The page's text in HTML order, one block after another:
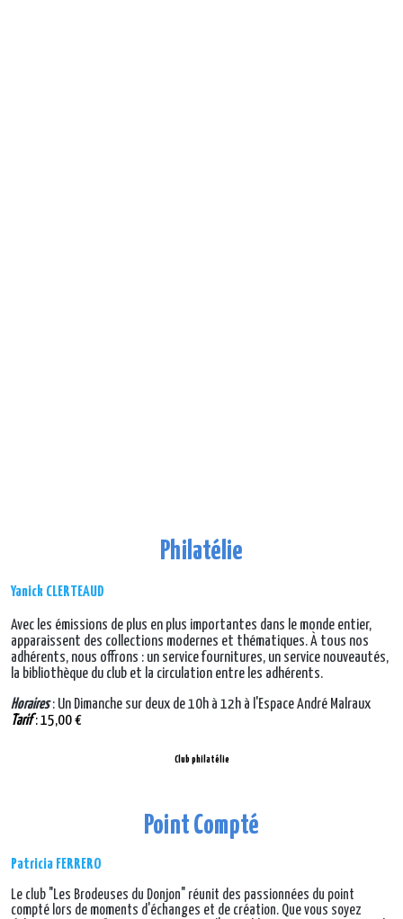
Philatélie
Yanick CLERTEAUD
Avec les émissions de plus en plus importantes dans le monde entier,
apparaissent des collections modernes et thématiques. À tous nos
adhérents, nous offrons : un service fournitures, un service nouveautés,
la bibliothèque du club et la circulation entre les adhérents.
Horaires: Un Dimanche sur deux de 10h à 12h à l'Espace André Malraux
Tarif: 15,00 €
Club philatélie
Point Compté
Patricia FERRERO
Le club "Les Brodeuses du Donjon" réunit des passionnées du point
compté lors de moments d'échanges et de création. Que vous soyez